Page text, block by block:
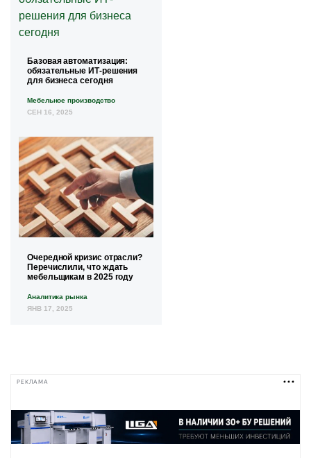
Базовая автоматизация:
обязательные ИТ-решения
для бизнеса сегодня
Мебельное производство
СЕН 16, 2025
Очередной кризис отрасли?
Перечислили, что ждать
мебельщикам в 2025 году
Аналитика рынка
ЯНВ 17, 2025
РЕКЛАМА